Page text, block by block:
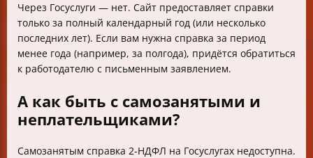
Через Госуслуги — нет. Сайт предоставляет справки
только за полный календарный год (или несколько
последних лет). Если вам нужна справка за период
менее года (например, за полгода), придётся обратиться
к работодателю с письменным заявлением.
А как быть с самозанятыми и
неплательщиками?
Самозанятым справка 2-НДФЛ на Госуслугах недоступна.